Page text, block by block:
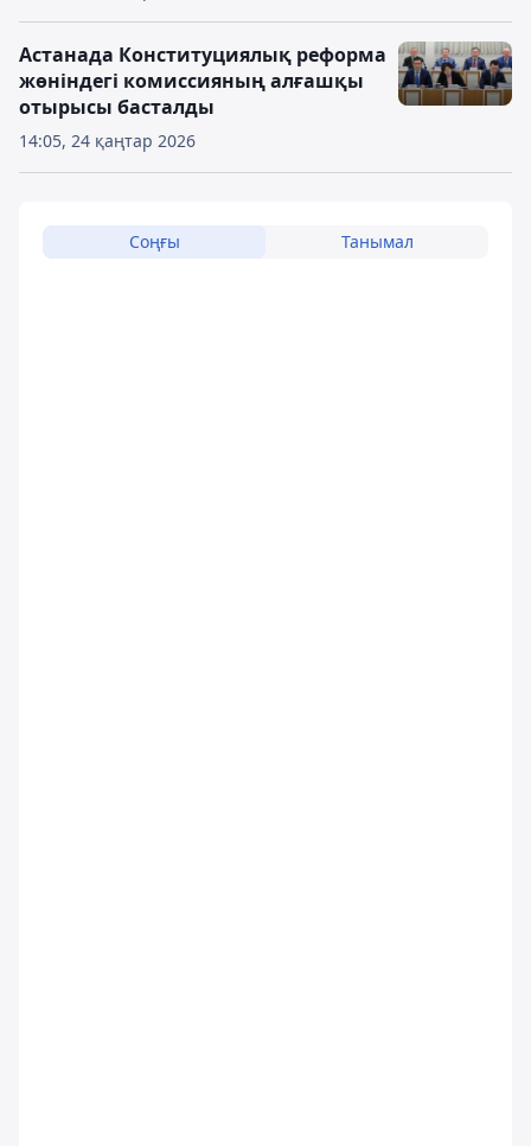
14:05, 24 қаңтар 2026
Астанада Конституциялық реформа
жөніндегі комиссияның алғашқы
отырысы басталды
Соңғы Танымал